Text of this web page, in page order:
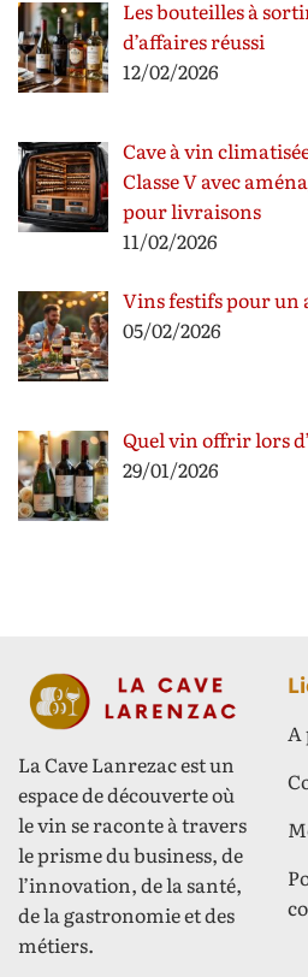
Les bouteilles à
d’affaires réussi
12/02/2026
Cave à vin
Classe V avec
pour livraisons
11/02/2026
Vins festifs pour
05/02/2026
Quel vin offrir lors
29/01/2026
La Cave Lanrezac est un
espace de découverte où
le vin se raconte à travers
le prisme du business, de
l’innovation, de la santé,
de la gastronomie et des
métiers.
A